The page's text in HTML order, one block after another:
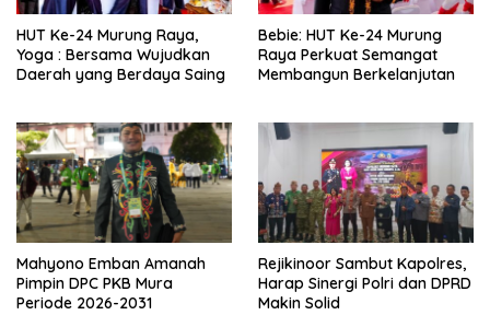
HUT Ke-24 Murung Raya,
Yoga : Bersama Wujudkan
Daerah yang Berdaya Saing
Bebie: HUT Ke-24 Murung
Raya Perkuat Semangat
Membangun Berkelanjutan
Mahyono Emban Amanah
Pimpin DPC PKB Mura
Periode 2026-2031
Rejikinoor Sambut Kapolres,
Harap Sinergi Polri dan DPRD
Makin Solid